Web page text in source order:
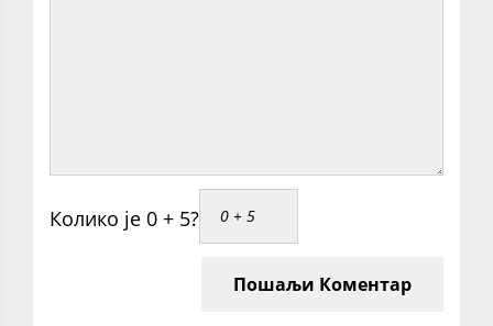
Колико је 0 + 5?
Пошаљи Коментар